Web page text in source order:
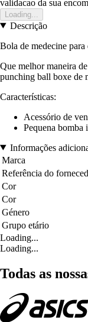
validacao da sua
Loading...
Descrição
Bola de medecine
Que melhor maneira
punching ball boxe de
Características:
Acessório de
Pequena bomba
Informações
Marca
Referência do
Cor
Cor
Género
Grupo etário
Loading...
Loading...
Todas as